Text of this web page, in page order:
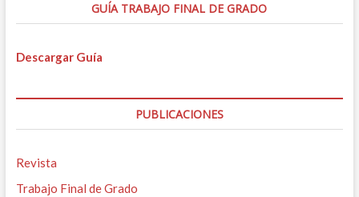
GUÍA TRABAJO FINAL DE GRADO
Descargar Guía
PUBLICACIONES
Revista
Trabajo Final de Grado